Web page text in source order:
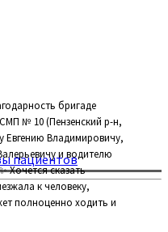
бригаде
№ 10 (Пензенский р-н,
Евгению Владимировичу,
и водителю
Хочется сказать
к человеку,
полноценно ходить и
пациентов